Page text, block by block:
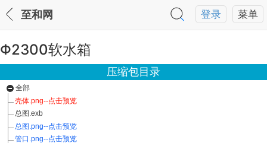
菜单
登录
至和网
Φ2300软水箱
压缩包目录
全部
壳体.png--点击预览
总图.exb
总图.png--点击预览
管口.png--点击预览